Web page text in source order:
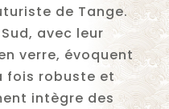
de Tange.
avec leur
verre, évoquent
fois robuste et
intègre des